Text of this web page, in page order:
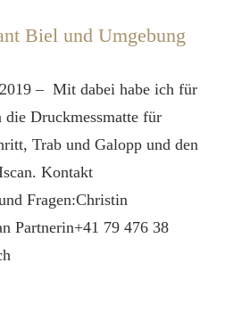
Biel und Umgebung
– Mit dabei habe ich für
die Druckmessmatte für
Trab und Galopp und den
Kontakt
Fragen:Christin
Partnerin+41 79 476 38